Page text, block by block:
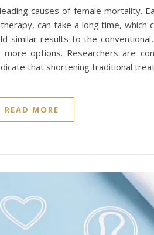
causes of female mortality.
can take a long time,
similar results to the
options. Researchers are
that shortening traditional
READ MORE